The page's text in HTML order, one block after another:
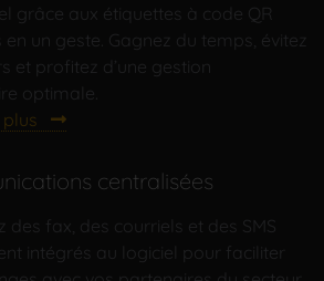
grâce aux étiquettes à code QR
en un geste. Gagnez du temps, évitez
et profitez d’une gestion
optimale.
plus
centralisées
des fax, des courriels et des SMS
intégrés au logiciel pour faciliter